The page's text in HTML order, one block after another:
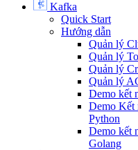
Kafka
Quick Start
Hướng dẫn
Quản lý
Quản lý
Quản lý
Quản lý
Demo kết
Demo
Python
Demo kết
Golang